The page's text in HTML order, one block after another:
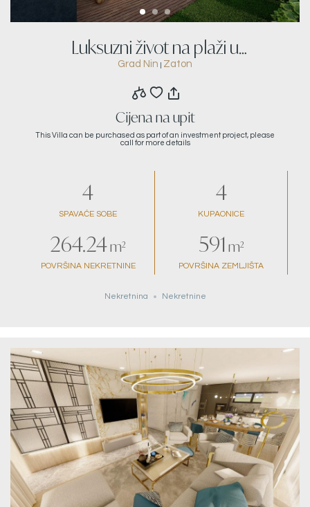
Luksuzni život na plaži u
Grad Nin Zaton
Cijena na upit
This Villa can be purchased as part of an investment project, please
call for more details
4
SPAVAĆE SOBE
4
KUPAONICE
264.24m²
POVRŠINA NEKRETNINE
591 m²
POVRŠINA ZEMLJIŠTA
Nekretnina Nekretnine